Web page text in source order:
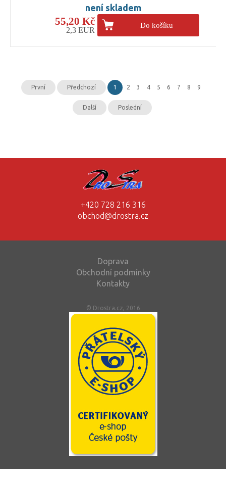
není skladem
55,20 Kč
2,3 EUR
Do košíku
První Předchozí 1 2 3 4 5 6 7 8 9
Další Poslední
+420 728 216 316
obchod@drostra.cz
Doprava
Obchodní podmínky
Kontakty
© Drostra.cz, 2016